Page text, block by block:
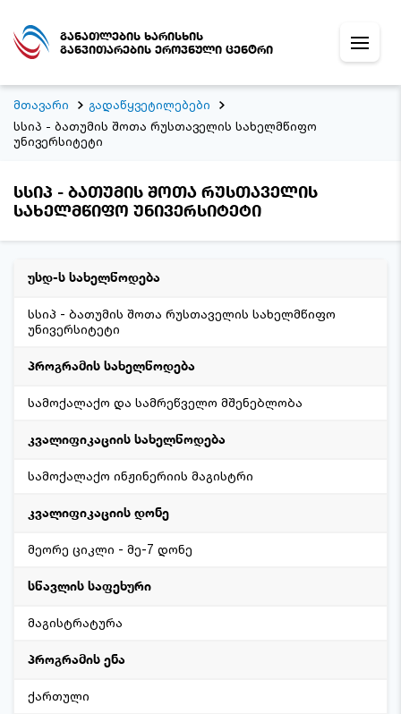
განათლების ხარისხის
განვითარების ეროვნული ცენტრი
მთავარი
გადაწყვეტილებები
სსიპ - ბათუმის შოთა რუსთაველის სახელმწიფო
უნივერსიტეტი
სსიპ - ბათუმის შოთა რუსთაველის
სახელმწიფო უნივერსიტეტი
უსდ-ს სახელწოდება
სსიპ - ბათუმის შოთა რუსთაველის სახელმწიფო
უნივერსიტეტი
პროგრამის სახელწოდება
სამოქალაქო და სამრეწველო მშენებლობა
კვალიფიკაციის სახელწოდება
სამოქალაქო ინჟინერიის მაგისტრი
კვალიფიკაციის დონე
მეორე ციკლი - მე-7 დონე
სწავლის საფეხური
მაგისტრატურა
პროგრამის ენა
ქართული